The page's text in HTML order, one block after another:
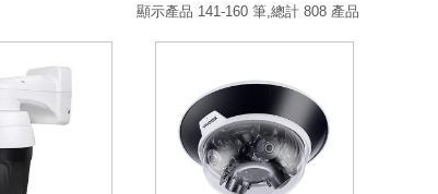
顯示產品 141-160 筆,總計 808 產品